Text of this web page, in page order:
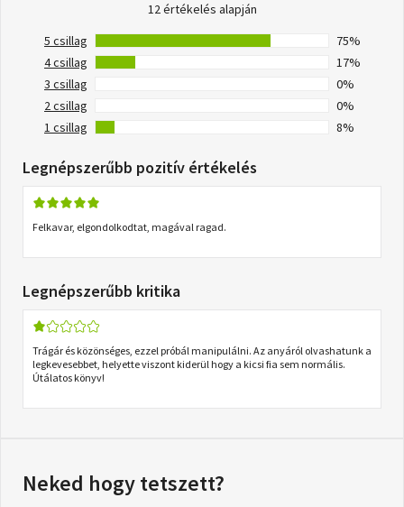
12 értékelés alapján
5 csillag
75%
4 csillag
17%
3 csillag
0%
2 csillag
0%
1 csillag
8%
Legnépszerűbb pozitív értékelés
Felkavar, elgondolkodtat, magával ragad.
Legnépszerűbb kritika
Trágár és közönséges, ezzel próbál manipulálni. Az anyáról olvashatunk a
legkevesebbet, helyette viszont kiderül hogy a kicsi fia sem normális.
Útálatos könyv!
Neked hogy tetszett?